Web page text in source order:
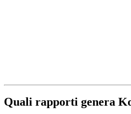
Quali rapporti genera